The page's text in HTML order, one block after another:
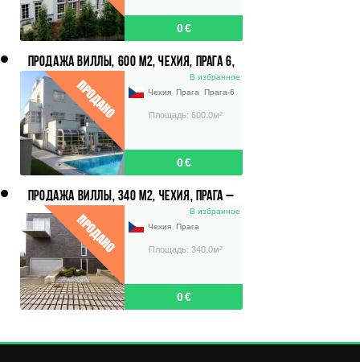
0 €
ПРОДАЖА ВИЛЛЫ, 600 М2, ЧЕХИЯ, ПРАГА 6,
ЦЕНА 2 622 000 ЕВРО.
В избранное
Чехия Прага Прага-6
Площадь: 600.0м²
0 €
ПРОДАЖА ВИЛЛЫ, 340 М2, ЧЕХИЯ, ПРАГА –
ВОКОВИЦЕ, ЦЕНА 1 081 000 ЕВРО.В избранное
Чехия Прага
Площадь: 340.0м²
0 €